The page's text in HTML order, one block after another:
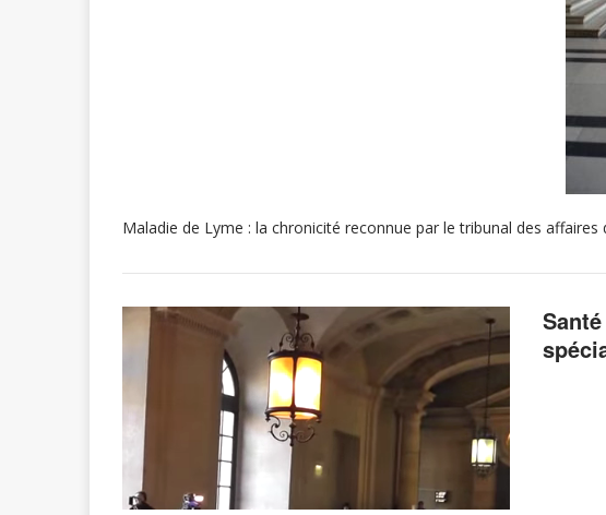
Maladie de Lyme : la chronicité reconnue par le tribunal des